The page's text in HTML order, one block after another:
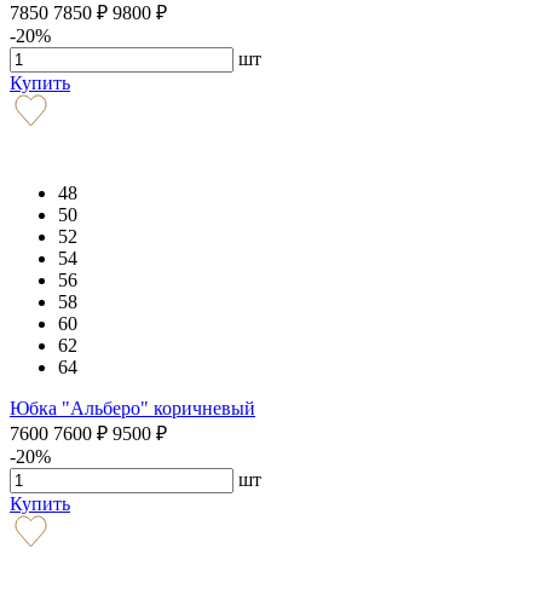
7850 7850 ₽ 9800 ₽
-20%
шт
Купить
48
50
52
54
56
58
60
62
64
Юбка "Альберо" коричневый
7600 7600 ₽ 9500 ₽
-20%
шт
Купить